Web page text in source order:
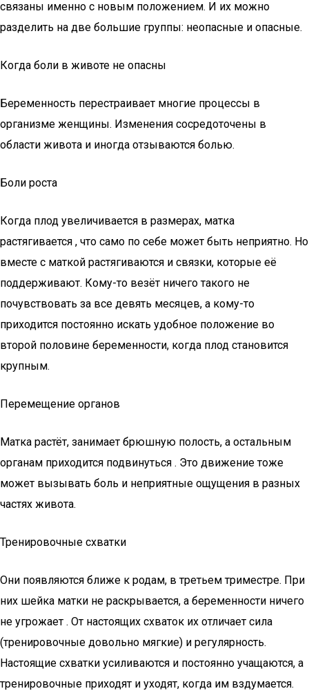
связаны именно с новым положением. И их можно
разделить на две большие группы: неопасные и опасные.
Когда боли в животе не опасны
Беременность перестраивает многие процессы в
организме женщины. Изменения сосредоточены в
области живота и иногда отзываются болью.
Боли роста
Когда плод увеличивается в размерах, матка
растягивается , что само по себе может быть неприятно. Но
вместе с маткой растягиваются и связки, которые её
поддерживают. Кому-то везёт ничего такого не
почувствовать за все девять месяцев, а кому-то
приходится постоянно искать удобное положение во
второй половине беременности, когда плод становится
крупным.
Перемещение органов
Матка растёт, занимает брюшную полость, а остальным
органам приходится подвинуться . Это движение тоже
может вызывать боль и неприятные ощущения в разных
частях живота.
Тренировочные схватки
Они появляются ближе к родам, в третьем триместре. При
них шейка матки не раскрывается, а беременности ничего
не угрожает . От настоящих схваток их отличает сила
(тренировочные довольно мягкие) и регулярность.
Настоящие схватки усиливаются и постоянно учащаются, а
тренировочные приходят и уходят, когда им вздумается.